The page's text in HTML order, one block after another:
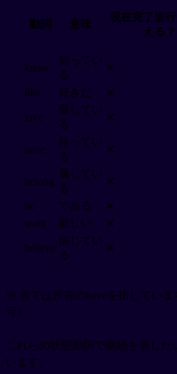
動詞 意味
現在完了進
える？
know
知ってい
る
✕
like
好きだ ✕
love
愛してい
る
✕
have
持ってい
る
✕
belong
属してい
る
✕
be である ✕
want
欲しい ✕
believe
信じてい
る
✕
※ 表では所有のhaveを指してい
可）
これらの状態動詞で継続を表し
います。